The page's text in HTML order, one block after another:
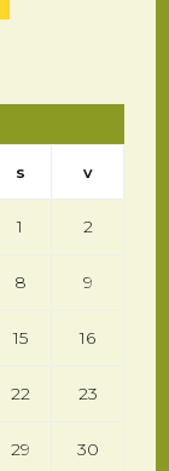
s v
1 2
8 9
15 16
22 23
29 30